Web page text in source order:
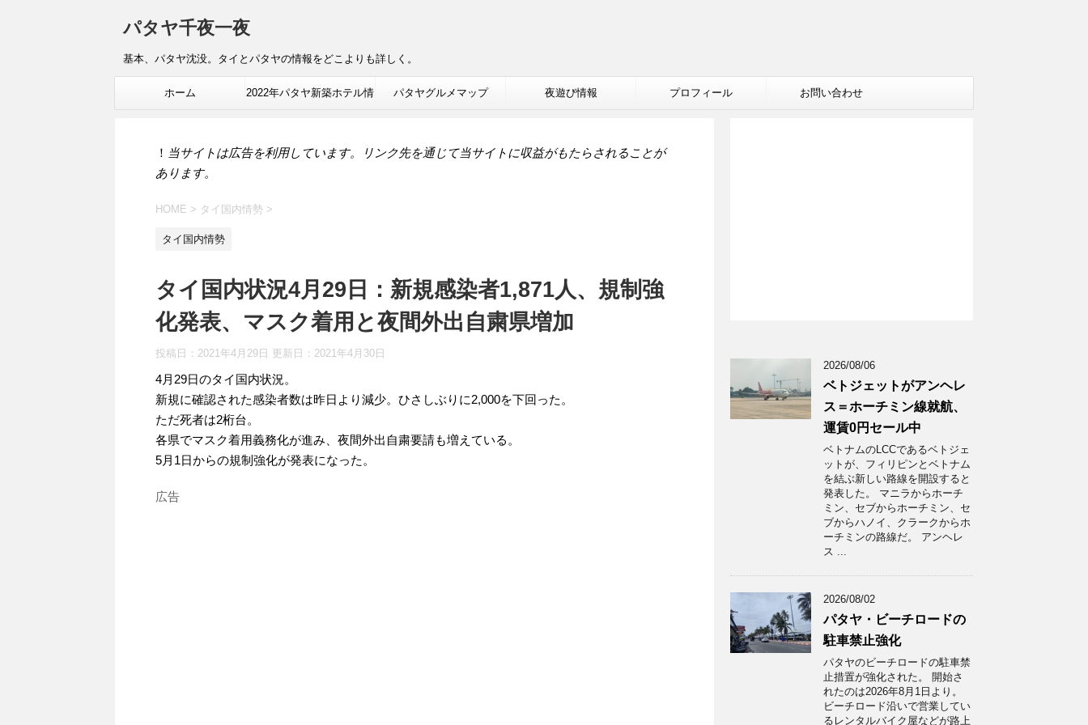
パタヤ千夜一夜
基本、パタヤ沈没。タイとパタヤの情報をどこよりも詳しく。
ホーム 2022年パタヤ新築ホテル情 パタヤグルメマップ 夜遊び情報 プロフィール お問い合わせ
！ 当サイトは広告を利用しています。リンク先を通じて当サイトに収益がもたらされることが
あります。
HOME > タイ国内情勢 >
タイ国内情勢
タイ国内状況4月29日：新規感染者1,871人、規制強
化発表、マスク着用と夜間外出自粛県増加
投稿日：2021年4月29日 更新日： 2021年4月30日
4月29日のタイ国内状況。
新規に確認された感染者数は昨日より減少。ひさしぶりに2,000を下回った。
ただ死者は2桁台。
各県でマスク着用義務化が進み、夜間外出自粛要請も増えている。
5月1日からの規制強化が発表になった。
広告
2026/08/06
ベトジェットがアンヘレ
ス＝ホーチミン線就航、
運賃0円セール中
ベトナムのLCCであるベトジェ
ットが、フィリピンとベトナム
を結ぶ新しい路線を開設すると
発表した。 マニラからホーチ
ミン、セブからホーチミン、セ
ブからハノイ、クラークからホ
ーチミンの路線だ。 アンヘレ
ス ...
2026/08/02
パタヤ・ビーチロードの
駐車禁止強化
パタヤのビーチロードの駐車禁
止措置が強化された。 開始さ
れたのは2026年8月1日より。
ビーチロード沿いで営業してい
るレンタルバイク屋などが路上